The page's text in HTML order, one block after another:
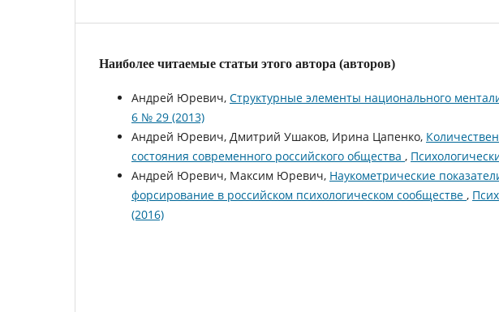
Наиболее читаемые статьи этого автора (авторов)
Андрей Юревич, Структурные элементы национального
6 № 29 (2013)
Андрей Юревич, Дмитрий Ушаков, Ирина Цапенко,
состояния современного российского общества ,
Андрей Юревич, Максим Юревич, Наукометрические
форсирование в российском психологическом сообществе ,
(2016)